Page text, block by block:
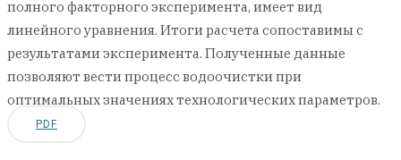
полного факторного эксперимента, имеет вид
линейного уравнения. Итоги расчета сопоставимы с
результатами эксперимента. Полученные данные
позволяют вести процесс водоочистки при
оптимальных значениях технологических параметров.
PDF